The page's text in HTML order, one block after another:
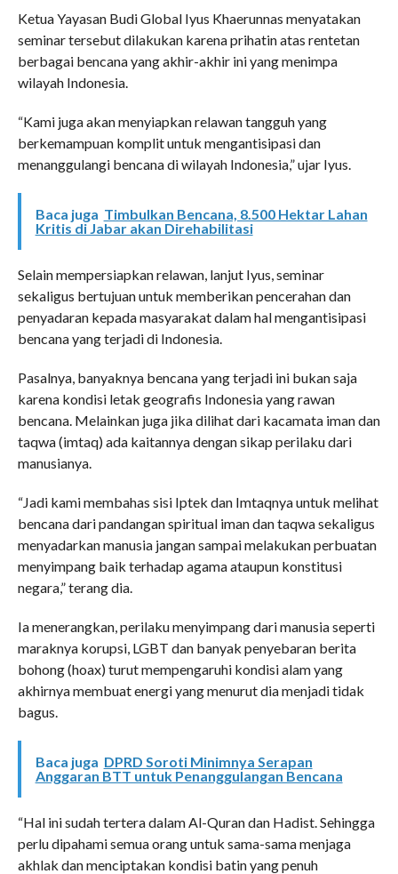
Ketua Yayasan Budi Global Iyus Khaerunnas menyatakan
seminar tersebut dilakukan karena prihatin atas rentetan
berbagai bencana yang akhir-akhir ini yang menimpa
wilayah Indonesia.
“Kami juga akan menyiapkan relawan tangguh yang
berkemampuan komplit untuk mengantisipasi dan
menanggulangi bencana di wilayah Indonesia,” ujar Iyus.
Baca juga Timbulkan Bencana, 8.500 Hektar Lahan
Kritis di Jabar akan Direhabilitasi
Selain mempersiapkan relawan, lanjut Iyus, seminar
sekaligus bertujuan untuk memberikan pencerahan dan
penyadaran kepada masyarakat dalam hal mengantisipasi
bencana yang terjadi di Indonesia.
Pasalnya, banyaknya bencana yang terjadi ini bukan saja
karena kondisi letak geografis Indonesia yang rawan
bencana. Melainkan juga jika dilihat dari kacamata iman dan
taqwa (imtaq) ada kaitannya dengan sikap perilaku dari
manusianya.
“Jadi kami membahas sisi Iptek dan Imtaqnya untuk melihat
bencana dari pandangan spiritual iman dan taqwa sekaligus
menyadarkan manusia jangan sampai melakukan perbuatan
menyimpang baik terhadap agama ataupun konstitusi
negara,” terang dia.
Ia menerangkan, perilaku menyimpang dari manusia seperti
maraknya korupsi, LGBT dan banyak penyebaran berita
bohong (hoax) turut mempengaruhi kondisi alam yang
akhirnya membuat energi yang menurut dia menjadi tidak
bagus.
Baca juga DPRD Soroti Minimnya Serapan
Anggaran BTT untuk Penanggulangan Bencana
“Hal ini sudah tertera dalam Al-Quran dan Hadist. Sehingga
perlu dipahami semua orang untuk sama-sama menjaga
akhlak dan menciptakan kondisi batin yang penuh